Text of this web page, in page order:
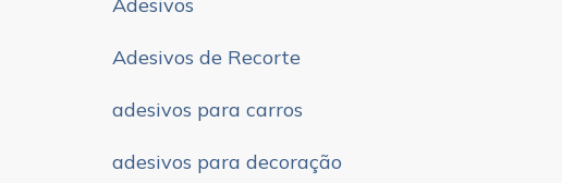
Adesivos de Recorte
adesivos para carros
adesivos para decoração